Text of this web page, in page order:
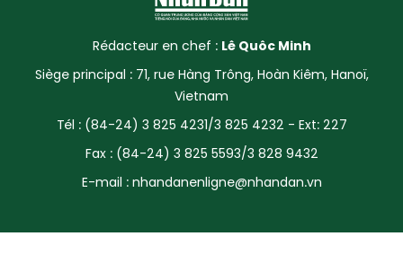
Rédacteur en chef : Lê Quôc Minh
Siège principal : 71, rue Hàng Trông, Hoàn Kiêm, Hanoï,
Vietnam
Tél : (84-24) 3 825 4231/3 825 4232 - Ext: 227
Fax : (84-24) 3 825 5593/3 828 9432
E-mail : nhandanenligne@nhandan.vn